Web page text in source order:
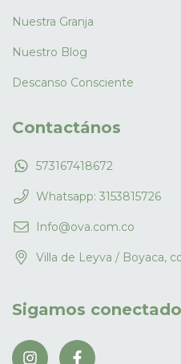
Nuestra Granja
Nuestro Blog
Descanso Consciente
Contactános
573167418672
Whatsapp: 3153815726
Info@ova.com.co
Villa de Leyva / Boyaca,
Sigamos